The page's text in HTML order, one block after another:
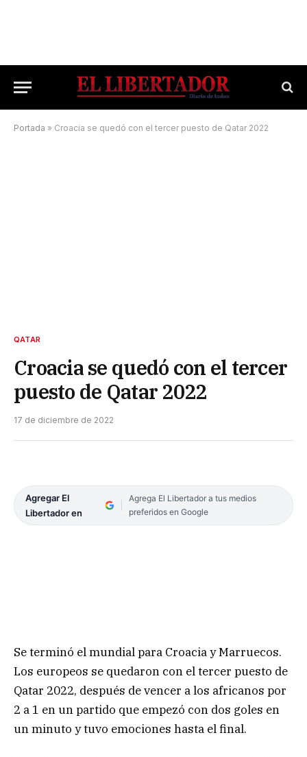
Portada » Croacia se quedó con el tercer puesto de Qatar 2022
QATAR
Croacia se quedó con el tercer
puesto de Qatar 2022
17 de diciembre de 2022
Agregar El
Libertador en
Agrega El Libertador a tus medios
preferidos en Google
Se terminó el mundial para Croacia y Marruecos.
Los europeos se quedaron con el tercer puesto de
Qatar 2022, después de vencer a los africanos por
2 a 1 en un partido que empezó con dos goles en
un minuto y tuvo emociones hasta el final.